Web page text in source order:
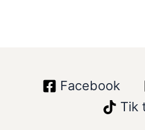
Facebook
Tik